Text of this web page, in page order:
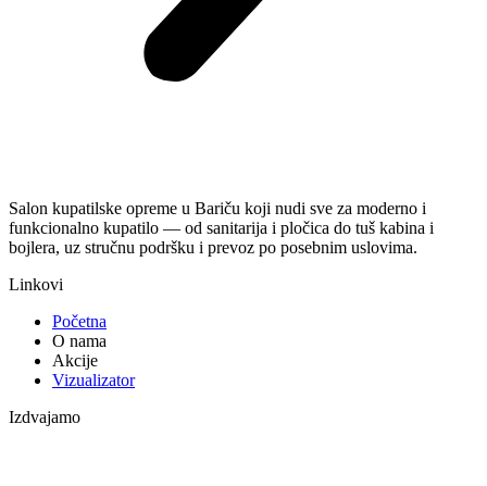
Salon kupatilske opreme u Bariču koji nudi sve za moderno i
funkcionalno kupatilo — od sanitarija i pločica do tuš kabina i
bojlera, uz stručnu podršku i prevoz po posebnim uslovima.
Linkovi
Početna
O nama
Akcije
Vizualizator
Izdvajamo